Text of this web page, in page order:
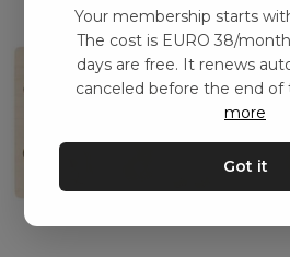
Your membership starts
The cost is EURO 38/
days are free. It renews
canceled before the end of
more
Got it